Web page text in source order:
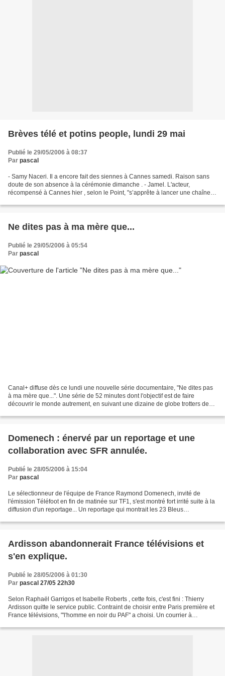
Brèves télé et potins people, lundi 29 mai
Publié le 29/05/2006 à 08:37
Par pascal
- Samy Naceri. Il a encore fait des siennes à Cannes samedi. Raison sans
doute de son absence à la cérémonie dimanche . - Jamel. L'acteur,
récompensé à Cannes hier , selon le Point, "s’apprête à lancer une chaîne
Ne dites pas à ma mère que...
Publié le 29/05/2006 à 05:54
Par pascal
Canal+ diffuse dès ce lundi une nouvelle série documentaire, "Ne dites pas
à ma mère que...". Une série de 52 minutes dont l'objectif est de faire
découvrir le monde autrement, en suivant une dizaine de globe trotters de
Domenech : énervé par un reportage et une
collaboration avec SFR annulée.
Publié le 28/05/2006 à 15:04
Par pascal
Le sélectionneur de l'équipe de France Raymond Domenech, invité de
l'émission Téléfoot en fin de matinée sur TF1, s'est montré fort irrité suite à la
diffusion d'un reportage... Un reportage qui montrait les 23 Bleus
Ardisson abandonnerait France télévisions et
s'en explique.
Publié le 28/05/2006 à 01:30
Par pascal 27/05 22h30
Selon Raphaël Garrigos et Isabelle Roberts , cette fois, c'est fini : Thierry
Ardisson quitte le service public. Contraint de choisir entre Paris première et
France télévisions, "'l'homme en noir du PAF" a choisi. Un courrier à